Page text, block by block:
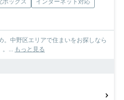
。中野区エリアで住まいをお探しなら
...
もっと見る